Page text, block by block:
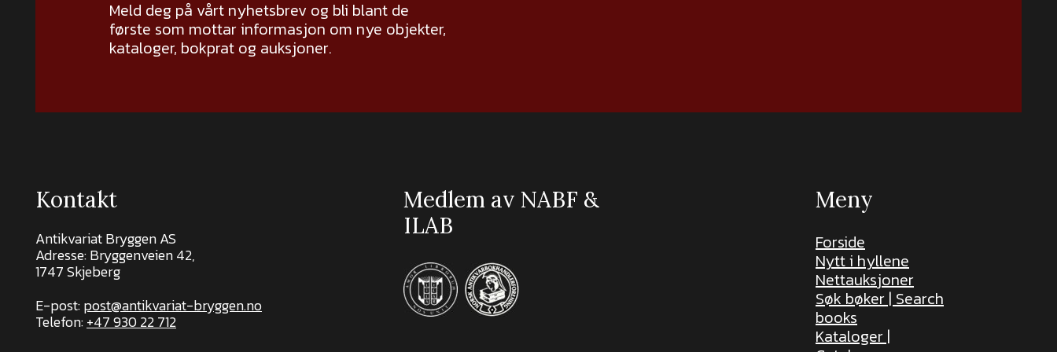
Meld deg på vårt nyhetsbrev og bli blant de
første som mottar informasjon om nye objekter,
kataloger, bokprat og auksjoner.
Kontakt
Antikvariat Bryggen AS
Adresse: Bryggenveien 42,
1747 Skjeberg
E-post:post@antikvariat-bryggen.no
Telefon:+47 930 22 712
Medlem av NABF &
ILAB
Meny
Forside
Nytt i hyllene
Nettauksjoner
Søk bøker | Search
books
Kataloger |